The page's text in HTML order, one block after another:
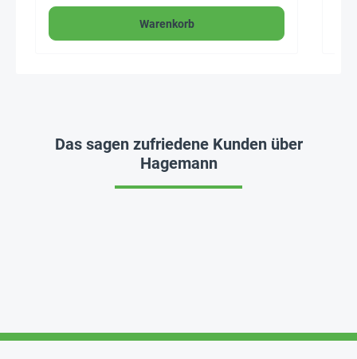
Warenkorb
Das sagen zufriedene Kunden über
Hagemann